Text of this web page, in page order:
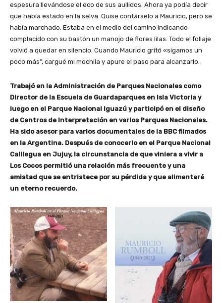
espesura llevándose el eco de sus aullidos. Ahora ya podía decir
que había estado en la selva. Quise contárselo a Mauricio, pero se
había marchado. Estaba en el medio del camino indicando
complacido con su bastón un manojo de flores lilas. Todo el follaje
volvió a quedar en silencio. Cuando Mauricio gritó «sigamos un
poco más”, cargué mi mochila y apure el paso para alcanzarlo.
Trabajó en la Administración de Parques Nacionales como
Director de la Escuela de Guardaparques en Isla Victoria y
luego en el Parque Nacional Iguazú y participó en el diseño
de Centros de Interpretación en varios Parques Nacionales.
Ha sido asesor para varios documentales de la BBC filmados
en la Argentina. Después de conocerlo en el Parque Nacional
Calilegua en Jujuy, la circunstancia de que viniera a vivir a
Los Cocos permitió una relación más frecuente y una
amistad que se entristece por su pérdida y que alimentará
un eterno recuerdo.